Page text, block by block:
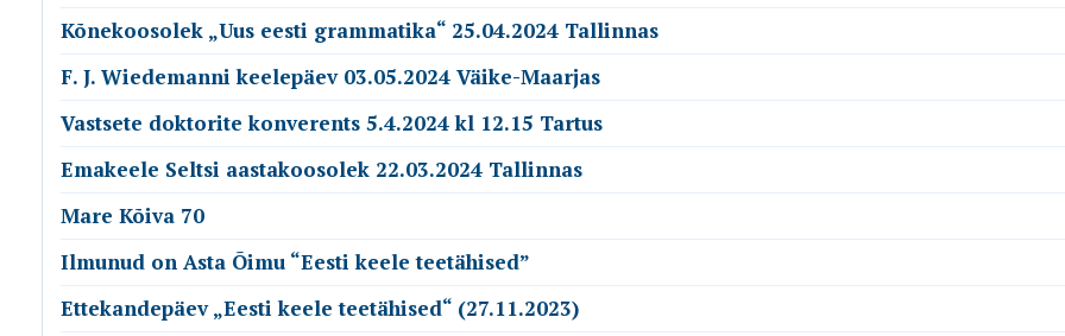
Kõnekoosolek „Uus eesti grammatika“ 25.04.2024 Tallinnas
F. J. Wiedemanni keelepäev 03.05.2024 Väike-Maarjas
Vastsete doktorite konverents 5.4.2024 kl 12.15 Tartus
Emakeele Seltsi aastakoosolek 22.03.2024 Tallinnas
Mare Kõiva 70
Ilmunud on Asta Õimu “Eesti keele teetähised”
Ettekandepäev „Eesti keele teetähised“ (27.11.2023)